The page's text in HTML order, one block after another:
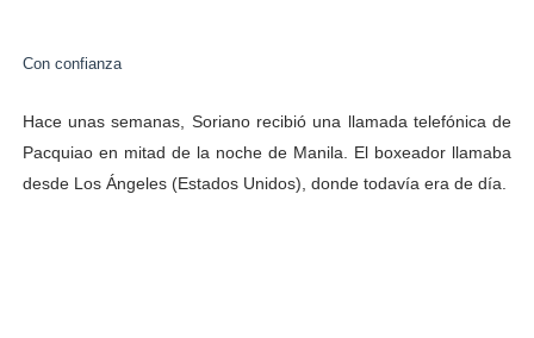
Con confianza
Hace unas semanas, Soriano recibió una llamada telefónica de
Pacquiao en mitad de la noche de Manila. El boxeador llamaba
desde Los Ángeles (Estados Unidos), donde todavía era de día.